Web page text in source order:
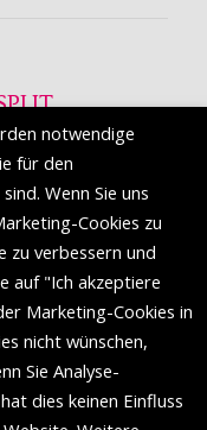
Einkaufsziel mit
Reihe von
erscheinen.
notwendige
für den
Wenn Sie uns
Cookies zu
zu verbessern und
auf "Ich akzeptiere
Marketing-Cookies in
nicht wünschen,
Sie Analyse-
dies keinen Einfluss